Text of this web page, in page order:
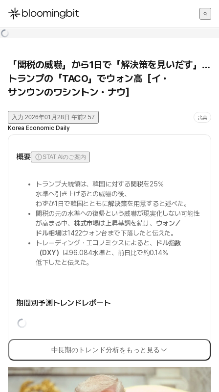
한국어
「関税の威嚇」から1日で「解決策を見いだす」…
トランプの「TACO」でウォン高［イ・
サンウンのワシントン・ナウ］
入力 2026年01月28日 午前2:57 出典
Korea Economic Daily
概要 STAT AIのご案内
トランプ大統領は、韓国に対する関税を25%
水準へ引き上げるとの威嚇の後、
わずか1日で韓国とともに解決策を用意すると述べた。
関税の元の水準への復帰という威嚇が現実化しない可能性
が高まる中、 株式市場は上昇基調を続け、 ウォン／
ドル相場は1422ウォン台まで下落したと伝えた。
トレーディング・エコノミクスによると、
ドル指数
（DXY） は96.084水準と、前日比で約0.14%
低下したと伝えた。
期間別予測トレンドレポート
中長期のトレンド分析をもっと見る